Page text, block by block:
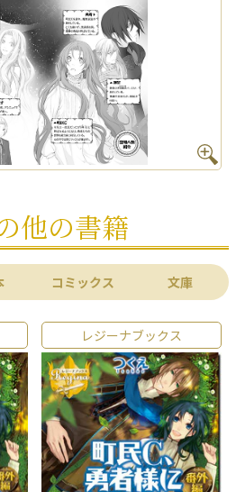
他の書籍
コミックス 文庫
レジーナブックス